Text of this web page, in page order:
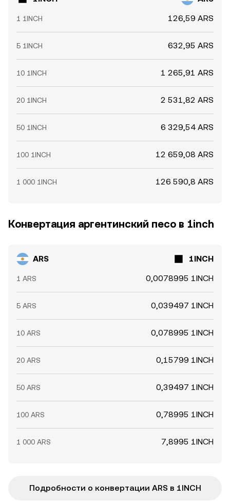
1 1INCH 126,59 ARS
5 1INCH 632,95 ARS
10 1INCH 1 265,91 ARS
20 1INCH 2 531,82 ARS
50 1INCH 6 329,54 ARS
100 1INCH 12 659,08 ARS
1 000 1INCH 126 590,8 ARS
Конвертация аргентинский песо в 1inch
ARS 1INCH
1 ARS 0,0078995 1INCH
5 ARS 0,039497 1INCH
10 ARS 0,078995 1INCH
20 ARS 0,15799 1INCH
50 ARS 0,39497 1INCH
100 ARS 0,78995 1INCH
1 000 ARS 7,8995 1INCH
Подробности о конвертации ARS в 1INCH